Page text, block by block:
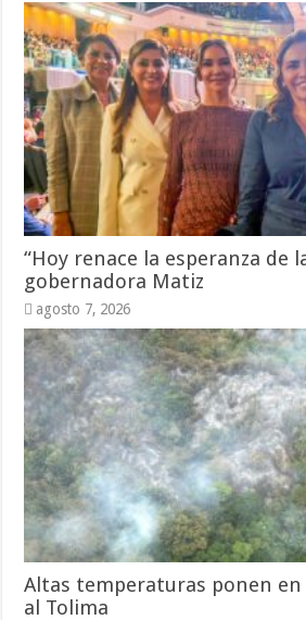
“Hoy renace la esperanza de
gobernadora Matiz
agosto 7, 2026
Altas temperaturas ponen
al Tolima